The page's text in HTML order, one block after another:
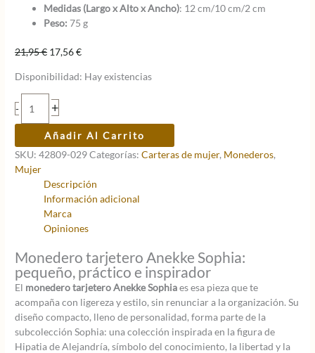
Medidas (Largo x Alto x Ancho): 12 cm/10 cm/2 cm
Peso: 75 g
21,95€ El
original
era:
21,95 €.
17,56€El
actual
Disponibilidad: Hay existencias
-
Monedero
Tarjetero
Anekke
Sophia
cantidad
+
Añadir Al Carrito
SKU:42809-029Categorías:Carteras de mujer, Monederos,
Mujer
Descripción
Información adicional
Marca
Opiniones
Monedero tarjetero Anekke Sophia:
pequeño, práctico e inspirador
El monedero tarjetero Anekke Sophiaes esa pieza que te
acompaña con ligereza y estilo, sin renunciar a la organización. Su
diseño compacto, lleno de personalidad, forma parte de la
subcolección Sophia: una colección inspirada en la figura de
Hipatia de Alejandría, símbolo del conocimiento, la libertad y la